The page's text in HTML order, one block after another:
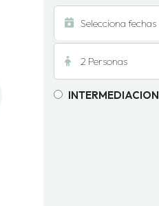
2 Personas
INTERMEDIACION